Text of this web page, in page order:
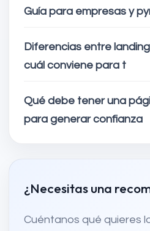
Guía para empresas y
Diferencias entre
cuál conviene para t
Qué debe tener una
para generar confianza
¿Necesitas una
Cuéntanos qué quieres